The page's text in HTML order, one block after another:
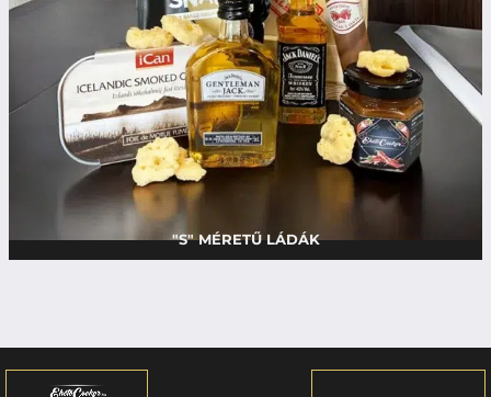
"S" MÉRETŰ LÁDÁK